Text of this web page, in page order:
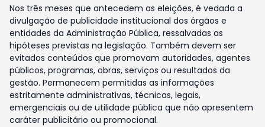
Nos três meses que antecedem as eleições, é vedada a
divulgação de publicidade institucional dos órgãos e
entidades da Administração Pública, ressalvadas as
hipóteses previstas na legislação. Também devem ser
evitados conteúdos que promovam autoridades, agentes
públicos, programas, obras, serviços ou resultados da
gestão. Permanecem permitidas as informações
estritamente administrativas, técnicas, legais,
emergenciais ou de utilidade pública que não apresentem
caráter publicitário ou promocional.